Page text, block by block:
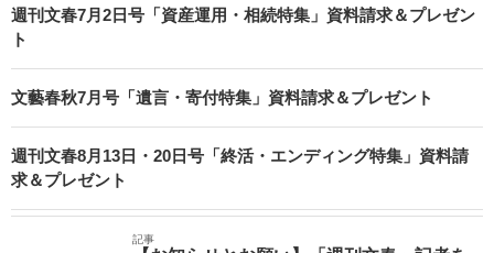
週刊文春7月2日号「資産運用・相続特集」資料請求＆プレゼン
ト
文藝春秋7月号「遺言・寄付特集」資料請求＆プレゼント
週刊文春8月13日・20日号「終活・エンディング特集」資料請
求＆プレゼント
記事